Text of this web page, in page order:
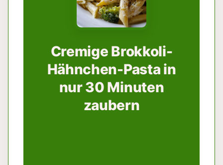
Cremige Brokkoli-
Hähnchen-Pasta in
nur 30 Minuten
zaubern